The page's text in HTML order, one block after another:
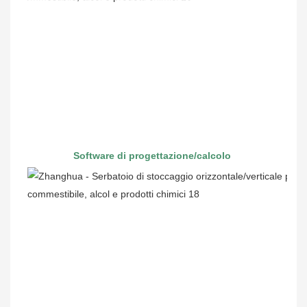
Software di progettazione/calcolo